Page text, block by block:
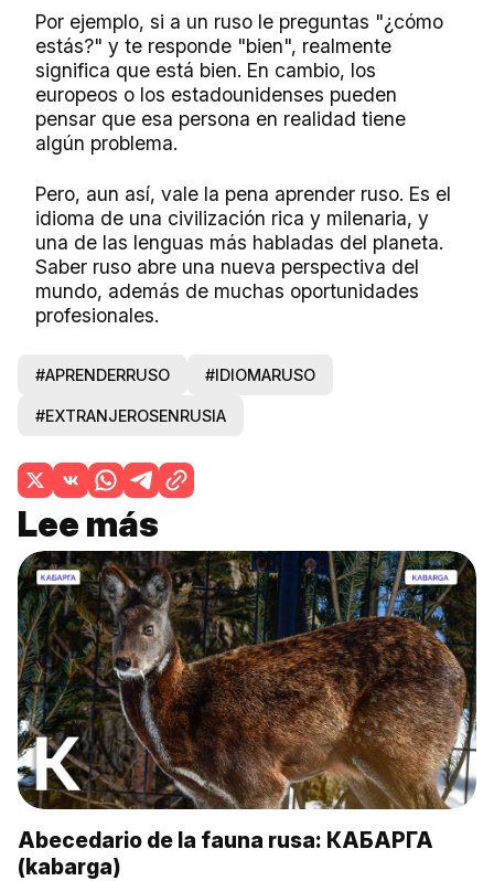
Por ejemplo, si a un ruso le preguntas "¿cómo
estás?" y te responde "bien", realmente
significa que está bien. En cambio, los
europeos o los estadounidenses pueden
pensar que esa persona en realidad tiene
algún problema.
Pero, aun así, vale la pena aprender ruso. Es el
idioma de una civilización rica y milenaria, y
una de las lenguas más habladas del planeta.
Saber ruso abre una nueva perspectiva del
mundo, además de muchas oportunidades
profesionales.
#APRENDERRUSO #IDIOMARUSO
#EXTRANJEROSENRUSIA
Lee más
Abecedario de la fauna rusa: КАБАРГА
(kabarga)